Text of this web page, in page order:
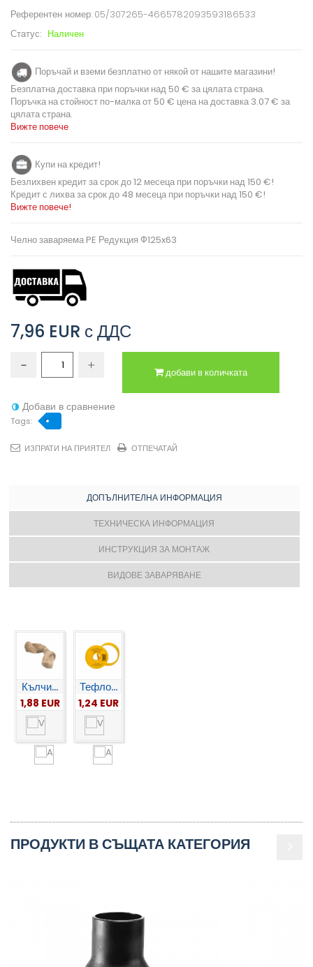
Референтен номер: 05/307265-4665782093593186533
Статус: Наличен
Поръчай и вземи безплатно от някой от нашите магазини!
Безплатна доставка при поръчки над 50 € за цялата страна.
Поръчка на стойност по-малка от 50 € цена на доставка 3.07 € за
цялата страна.
Вижте повече
Купи на кредит!
Безлихвен кредит за срок до 12 месеца при поръчки над 150 €!
Кредит с лихва за срок до 48 месеца при поръчки над 150 €!
Вижте повече!
Челно заваряема PE Редукция Ф125x63
7,96 EUR с ДДС
добави в количката
Добави в сравнение
Tags:
ИЗПРАТИ НА ПРИЯТЕЛ ОТПЕЧАТАЙ
ДОПЪЛНИТЕЛНА ИНФОРМАЦИЯ
ТЕХНИЧЕСКА ИНФОРМАЦИЯ
ИНСТРУКЦИЯ ЗА МОНТАЖ
ВИДОВЕ ЗАВАРЯВАНЕ
Кълчи...
1,88 EUR
Тефло...
1,24 EUR
ПРОДУКТИ В СЪЩАТА КАТЕГОРИЯ